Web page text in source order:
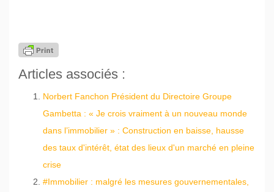
Articles associés :
Norbert Fanchon Président du Directoire Groupe
Gambetta : « Je crois vraiment à un nouveau monde
dans l’immobilier » : Construction en baisse, hausse
des taux d'intérêt, état des lieux d'un marché en pleine
crise
#Immobilier : malgré les mesures gouvernementales,